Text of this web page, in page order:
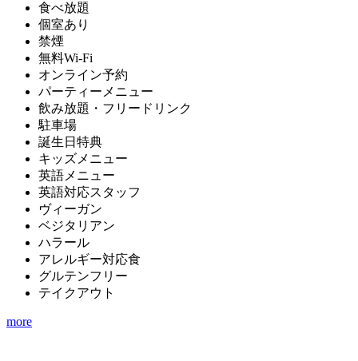
食べ放題
個室あり
禁煙
無料Wi-Fi
オンライン予約
パーティーメニュー
飲み放題・フリードリンク
駐車場
誕生日特典
キッズメニュー
英語メニュー
英語対応スタッフ
ヴィーガン
ベジタリアン
ハラール
アレルギー対応食
グルテンフリー
テイクアウト
more